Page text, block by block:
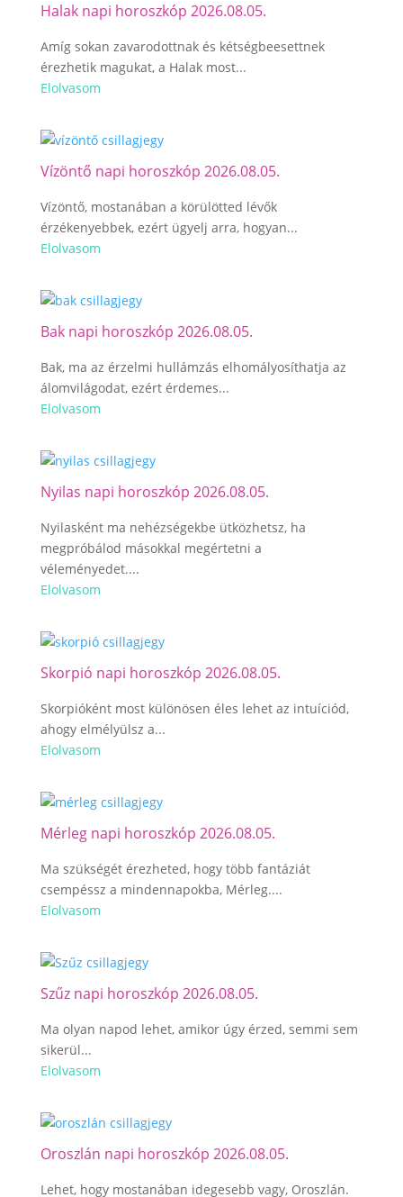
Halak napi horoszkóp 2026.08.05.
Amíg sokan zavarodottnak és kétségbeesettnek
érezhetik magukat, a Halak most...
Elolvasom
Vízöntő napi horoszkóp 2026.08.05.
Vízöntő, mostanában a körülötted lévők
érzékenyebbek, ezért ügyelj arra, hogyan...
Elolvasom
Bak napi horoszkóp 2026.08.05.
Bak, ma az érzelmi hullámzás elhomályosíthatja az
álomvilágodat, ezért érdemes...
Elolvasom
Nyilas napi horoszkóp 2026.08.05.
Nyilasként ma nehézségekbe ütközhetsz, ha
megpróbálod másokkal megértetni a
véleményedet....
Elolvasom
Skorpió napi horoszkóp 2026.08.05.
Skorpióként most különösen éles lehet az intuíciód,
ahogy elmélyülsz a...
Elolvasom
Mérleg napi horoszkóp 2026.08.05.
Ma szükségét érezheted, hogy több fantáziát
csempéssz a mindennapokba, Mérleg....
Elolvasom
Szűz napi horoszkóp 2026.08.05.
Ma olyan napod lehet, amikor úgy érzed, semmi sem
sikerül...
Elolvasom
Oroszlán napi horoszkóp 2026.08.05.
Lehet, hogy mostanában idegesebb vagy, Oroszlán.